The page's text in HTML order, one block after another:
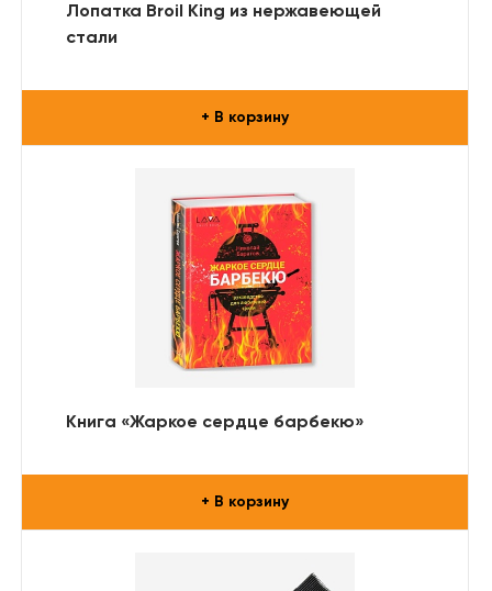
Лопатка Broil King из нержавеющей
стали
+ В корзину
Книга «Жаркое сердце барбекю»
+ В корзину